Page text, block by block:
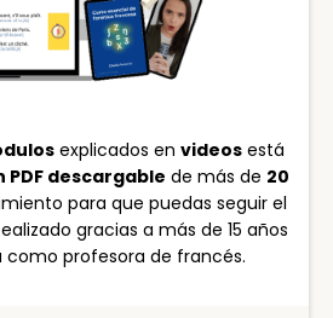
explicados en videosestá
PDF descargable de más de 20
para que puedas seguir el
gracias a más de 15 años
como profesora de francés.